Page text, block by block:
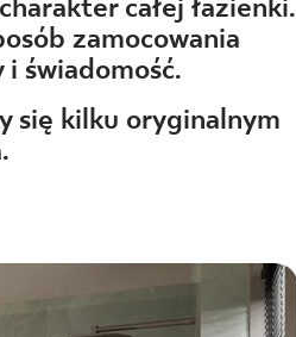
całej łazienki.
zamocowania
i świadomość.
się kilku oryginalnym